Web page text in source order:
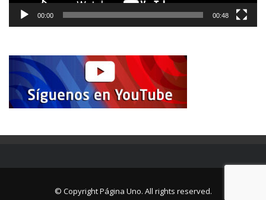
00:00 00:48
© Copyright Página Uno. All rights reserved.